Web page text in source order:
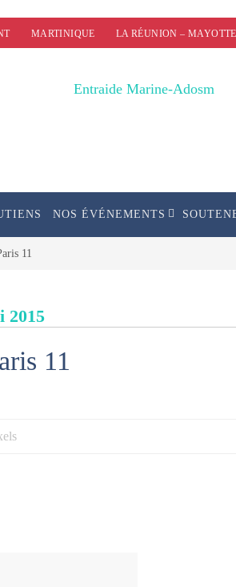
MARTINIQUE LA RÉUNION – MAYOTTE
NOS ÉVÉNEMENTS
11
2015
11